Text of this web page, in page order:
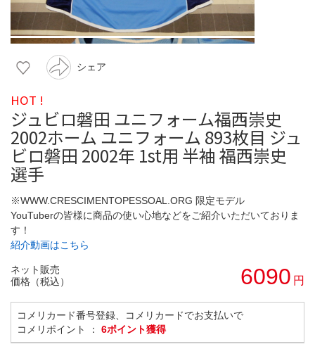
シェア
HOT !
ジュビロ磐田 ユニフォーム福西崇史
2002ホーム ユニフォーム 893枚目 ジュ
ビロ磐田 2002年 1st用 半袖 福西崇史
選手
※WWW.CRESCIMENTOPESSOAL.ORG 限定モデル
YouTuberの皆様に商品の使い心地などをご紹介いただいておりま
す！
紹介動画はこちら
ネット販売
価格（税込）
6090 円
コメリカード番号登録、コメリカードでお支払いで
コメリポイント ： 6ポイント獲得